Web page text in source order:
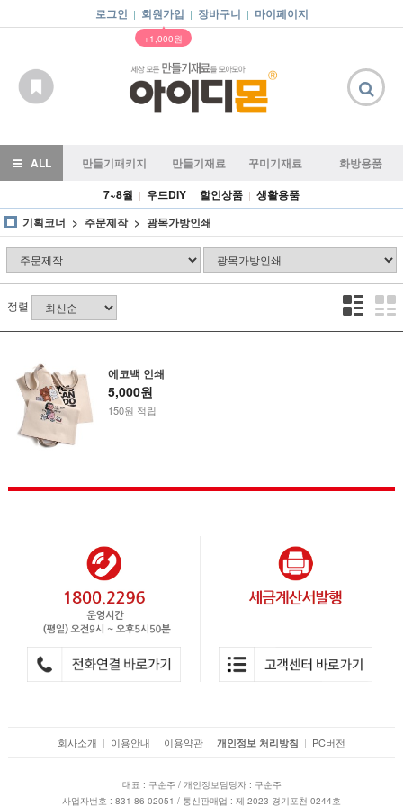
로그인 | 회원가입 |
▲
+1,000원
장바구니 | 마이페이지
ALL 만들기패키지 만들기재료 꾸미기재료
화방용품
7~8월 | 우드DIY | 할인상품 | 생활용품
기획코너
주문제작 광목가방인쇄
정렬
에코백 인쇄
5,000원
150원 적립
회사소개 | 이용안내 | 이용약관 | 개인정보 처리방침 | PC버전
대표 : 구순주 / 개인정보담당자 : 구순주
사업자번호 : 831-86-02051 / 통신판매업 : 제 2023-경기포천-0244호